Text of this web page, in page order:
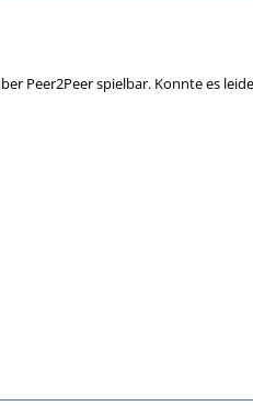
Peer2Peer spielbar. Konnte es